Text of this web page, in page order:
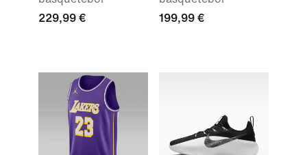
229,99 €
199,99 €